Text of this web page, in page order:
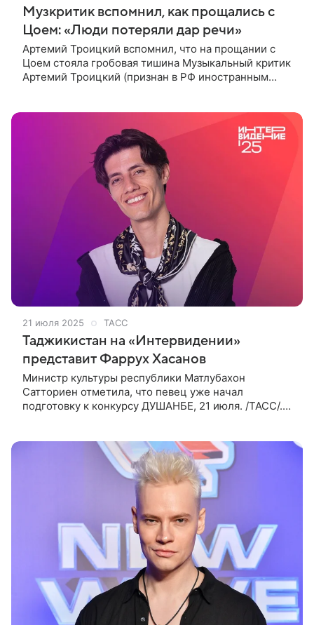
Музкритик вспомнил, как прощались с
Цоем: «Люди потеряли дар речи»
Артемий Троицкий вспомнил, что на прощании с
Цоем стояла гробовая тишина Музыкальный критик
Артемий Троицкий (признан в РФ иностранным
21 июля 2025 ТАСС
Таджикистан на «Интервидении»
представит Фаррух Хасанов
Министр культуры республики Матлубахон
Сатториен отметила, что певец уже начал
подготовку к конкурсу ДУШАНБЕ, 21 июля. /ТАСС/.
«Интервидение»,